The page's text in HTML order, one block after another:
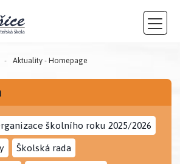
Aktuality - Homepage
školního roku 2025/2026
Školská rada